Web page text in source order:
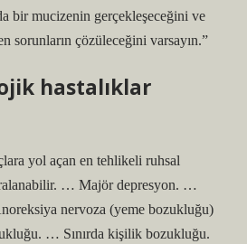
bir mucizenin gerçekleşeceğini ve
sorunların çözüleceğini varsayın.”
hastalıklar
yol açan en tehlikeli ruhsal
… Majör depresyon. …
nervoza (yeme bozukluğu)
… Sınırda kişilik bozukluğu.